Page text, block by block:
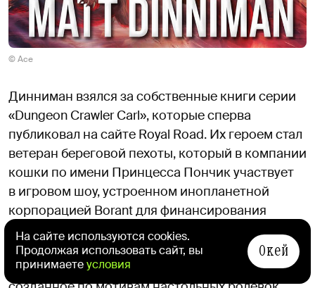
© Ace
Динниман взялся за собственные книги серии
«Dungeon Crawler Carl», которые сперва
публиковал на сайте Royal Road. Их героем стал
ветеран береговой пехоты, который в компании
кошки по имени Принцесса Пончик участвует
в игровом шоу, устроенном инопланетной
корпорацией Borant для финансирования
добычи полезных ископаемых на других
планетах. Шоу представляет из себя
восемнадцатиуровневое подземелье,
На сайте используются cookies.
Продолжая использовать сайт, вы
принимаетеусловия
Окей